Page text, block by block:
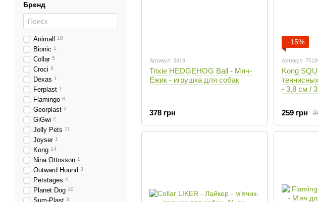
Артикул: 3419
Trixie HEDGEHOG Ball - Мяч-
Ежик - игрушка для собак
378 грн
−15%
Артикул:
Kong
- 3,8 см /
259 грн
Бренд
Animall 18
Bionic 1
Collar 5
Croci 6
Dexas 1
Ferplast 1
Flamingo 8
Georplast 2
GiGwi 2
Jolly Pets 11
Joyser 1
Kong 14
Nina Ottosson 1
Outward Hound 3
Petstages 4
Planet Dog 10
Sum-Plast 3